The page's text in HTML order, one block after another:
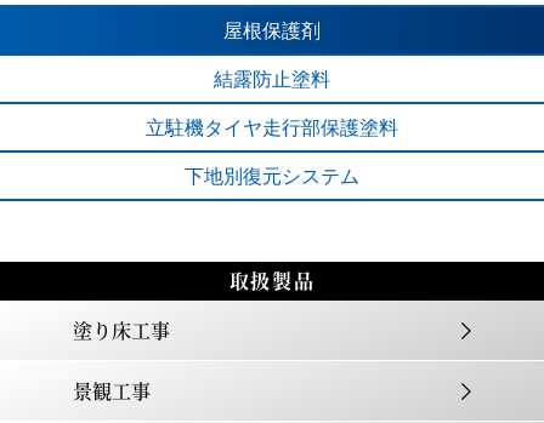
カタログPDFはこちら
カタログPDFはこちら
屋根保護剤
結露防止塗料
立駐機タイヤ走行部保護塗料
下地別 復元システム
取扱製品
塗り床工事
景観工事